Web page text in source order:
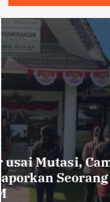
Edukasi kesehatan
Hepatitis
Masih